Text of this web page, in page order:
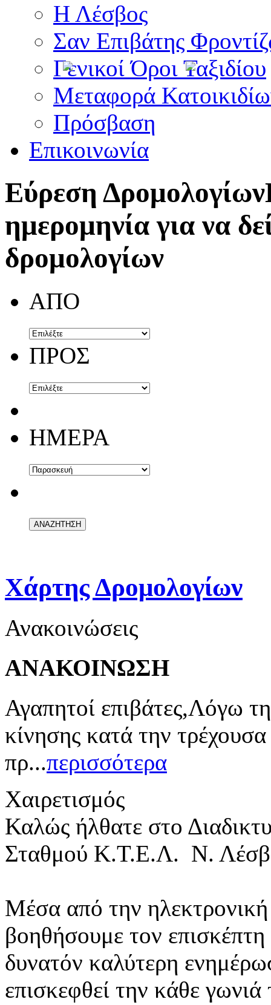
Η Λέσβος
Σαν Επιβάτης
Γενικοί Όροι Ταξιδίου
Μεταφορά
Πρόσβαση
Επικοινωνία
Εύρεση Δρομολογίων
ημερομηνία για να
δρομολογίων
ΑΠΟ
ΠΡΟΣ
ΗΜΕΡΑ
Χάρτης Δρομολογίων
Ανακοινώσεις
ΑΝΑΚΟΙΝΩΣΗ
Αγαπητοί επιβάτες,Λόγω
κίνησης κατά την
πρ...περισσότερα
Χαιρετισμός
Καλώς ήλθατε στο
Σταθμού Κ.Τ.Ε.Λ. Ν.
Μέσα από την ηλεκτρονική
βοηθήσουμε τον
δυνατόν καλύτερη
επισκεφθεί την κάθε